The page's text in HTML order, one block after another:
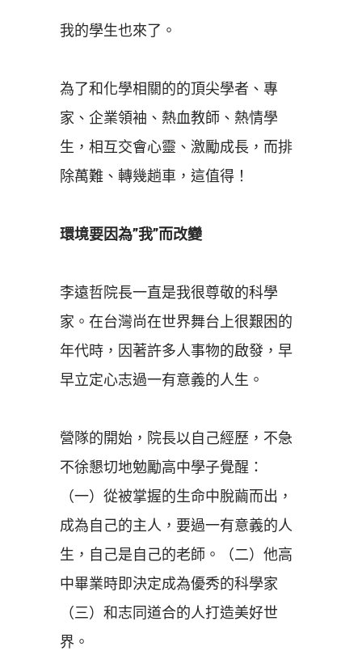
我的學生也來了。
為了和化學相關的的頂尖學者、專
家、企業領袖、熱血教師、熱情學
生，相互交會心靈、激勵成長，而排
除萬難、轉幾趟車，這值得！
環境要因為”我”而改變
李遠哲院長一直是我很尊敬的科學
家。在台灣尚在世界舞台上很艱困的
年代時，因著許多人事物的啟發，早
早立定心志過一有意義的人生。
營隊的開始，院長以自己經歷，不急
不徐懇切地勉勵高中學子覺醒：
（一）從被掌握的生命中脫繭而出，
成為自己的主人，要過一有意義的人
生，自己是自己的老師。（二）他高
中畢業時即決定成為優秀的科學家
（三）和志同道合的人打造美好世
界。